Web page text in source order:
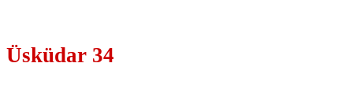
Üsküdar 34